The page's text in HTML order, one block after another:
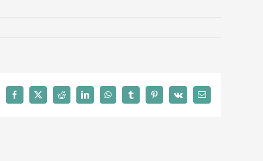
Facebook
X Reddit LinkedInWhatsAppTumblrPinterest
Vk Email